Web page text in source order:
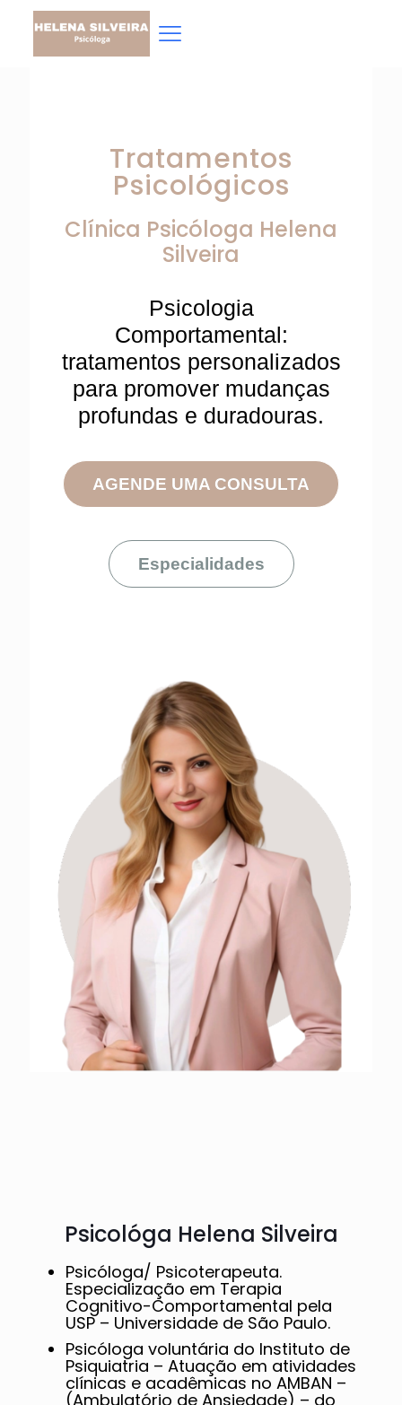
Tratamentos
Psicológicos
Clínica Psicóloga Helena
Silveira
Psicologia
Comportamental:
tratamentos personalizados
para promover mudanças
profundas e duradouras.
AGENDE UMA CONSULTA
Especialidades
Psicológa Helena Silveira
Psicóloga/ Psicoterapeuta.
Especialização em Terapia
Cognitivo-Comportamental pela
USP – Universidade de São Paulo.
Psicóloga voluntária do Instituto de
Psiquiatria – Atuação em atividades
clínicas e acadêmicas no AMBAN –
(Ambulatório de Ansiedade) – do